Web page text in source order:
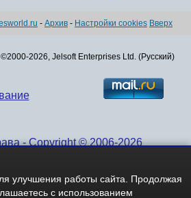
- Архив - Настройки cookies Вверх
2026, Jelsoft Enterprises Ltd. (Русский)
- Copyright © 2006-2026
улучшения работы сайта. Продолжая
с использованием